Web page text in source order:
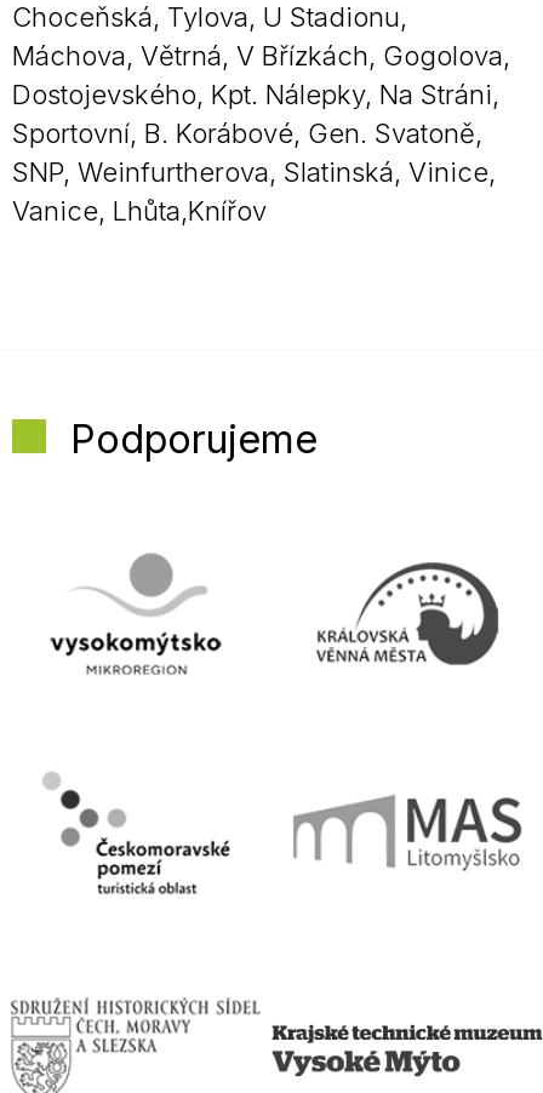
Choceňská, Tylova, U Stadionu,
Máchova, Větrná, V Břízkách, Gogolova,
Dostojevského, Kpt. Nálepky, Na Stráni,
Sportovní, B. Korábové, Gen. Svatoně,
SNP, Weinfurtherova, Slatinská, Vinice,
Vanice, Lhůta,Knířov
Podporujeme